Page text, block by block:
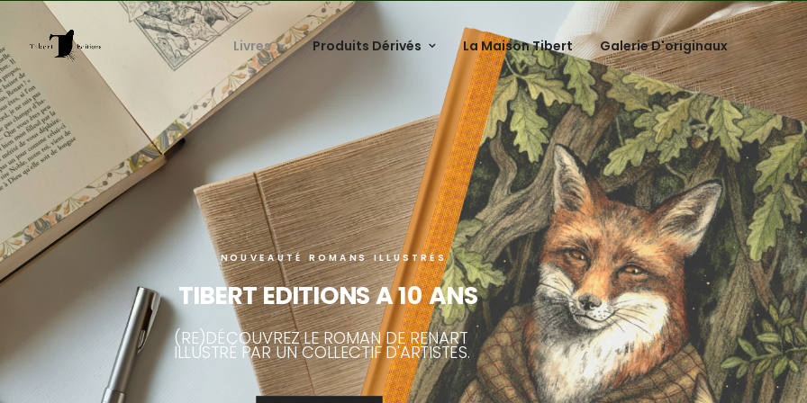
Livres Produits Dérivés La Maison Tibert Galerie D'originaux
TIBERT EDITIONS A 10 ANS
NOUVEAUTÉ ROMANS ILLUSTRÉS
(RE)DÉCOUVREZ LE ROMAN DE RENART
ILLUSTRÉ PAR UN COLLECTIF D'ARTISTES.